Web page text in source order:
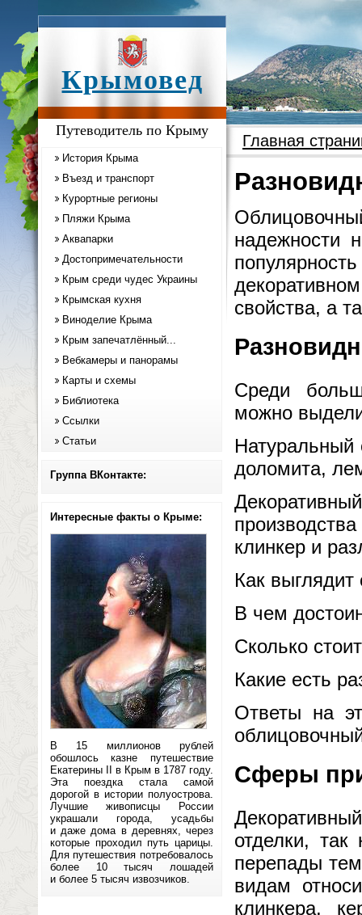
Крымовед
Путеводитель по Крыму
История Крыма
Въезд и транспорт
Курортные регионы
Пляжи Крыма
Аквапарки
Достопримечательности
Крым среди чудес Украины
Крымская кухня
Виноделие Крыма
Крым запечатлённый...
Вебкамеры и панорамы
Карты и схемы
Библиотека
Ссылки
Статьи
Группа ВКонтакте:
Интересные факты о Крыме:
В 15 миллионов рублей
обошлось казне путешествие
Екатерины II в Крым в 1787 году.
Эта поездка стала самой
дорогой в истории полуострова.
Лучшие живописцы России
украшали города, усадьбы
и даже дома в деревнях, через
которые проходил путь царицы.
Для путешествия потребовалось
более 10 тысяч лошадей
и более 5 тысяч извозчиков.
Главная
надежности
свойства, а
Среди
можно
Натуральный
доломита,
клинкер и
Как
В чем
Сколько
Какие есть
Ответы на
Сферы
отделки,
перепады
видам
клинкера,